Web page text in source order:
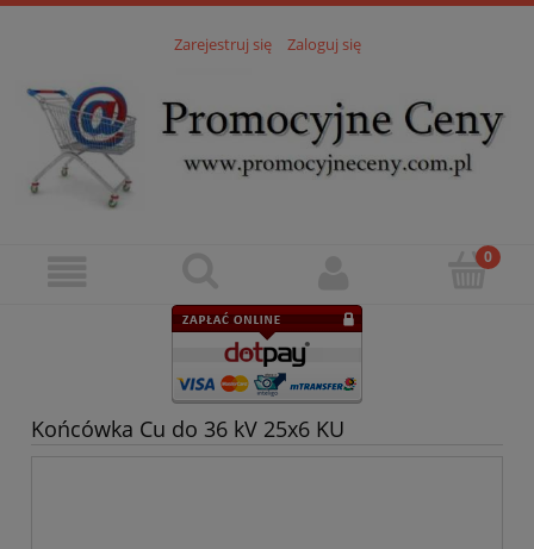
Zarejestruj się Zaloguj się
Końcówka Cu do 36 kV 25x6 KU